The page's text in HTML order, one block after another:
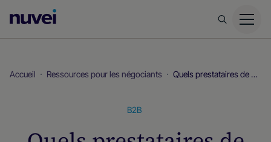
d’accueil
Accueil Ressources pour les négociants Quels prestataires de paiement personnalisent leurs outils pour des secteurs comme le voyage, le SaaS et les places de marché ?
B2B